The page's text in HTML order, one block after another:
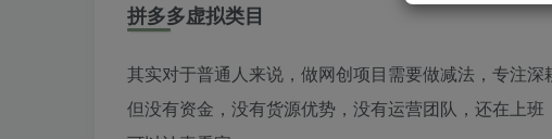
拼多多虚拟类目
其实对于普通人来说，做网创项目需要做减法，专注深
但没有资金，没有货源优势，没有运营团队，还在上